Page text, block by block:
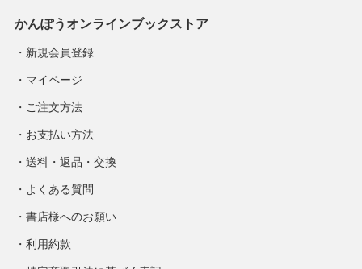
かんぽうオンラインブックストア
新規会員登録
マイページ
ご注文方法
お支払い方法
送料・返品・交換
よくある質問
書店様へのお願い
利用約款